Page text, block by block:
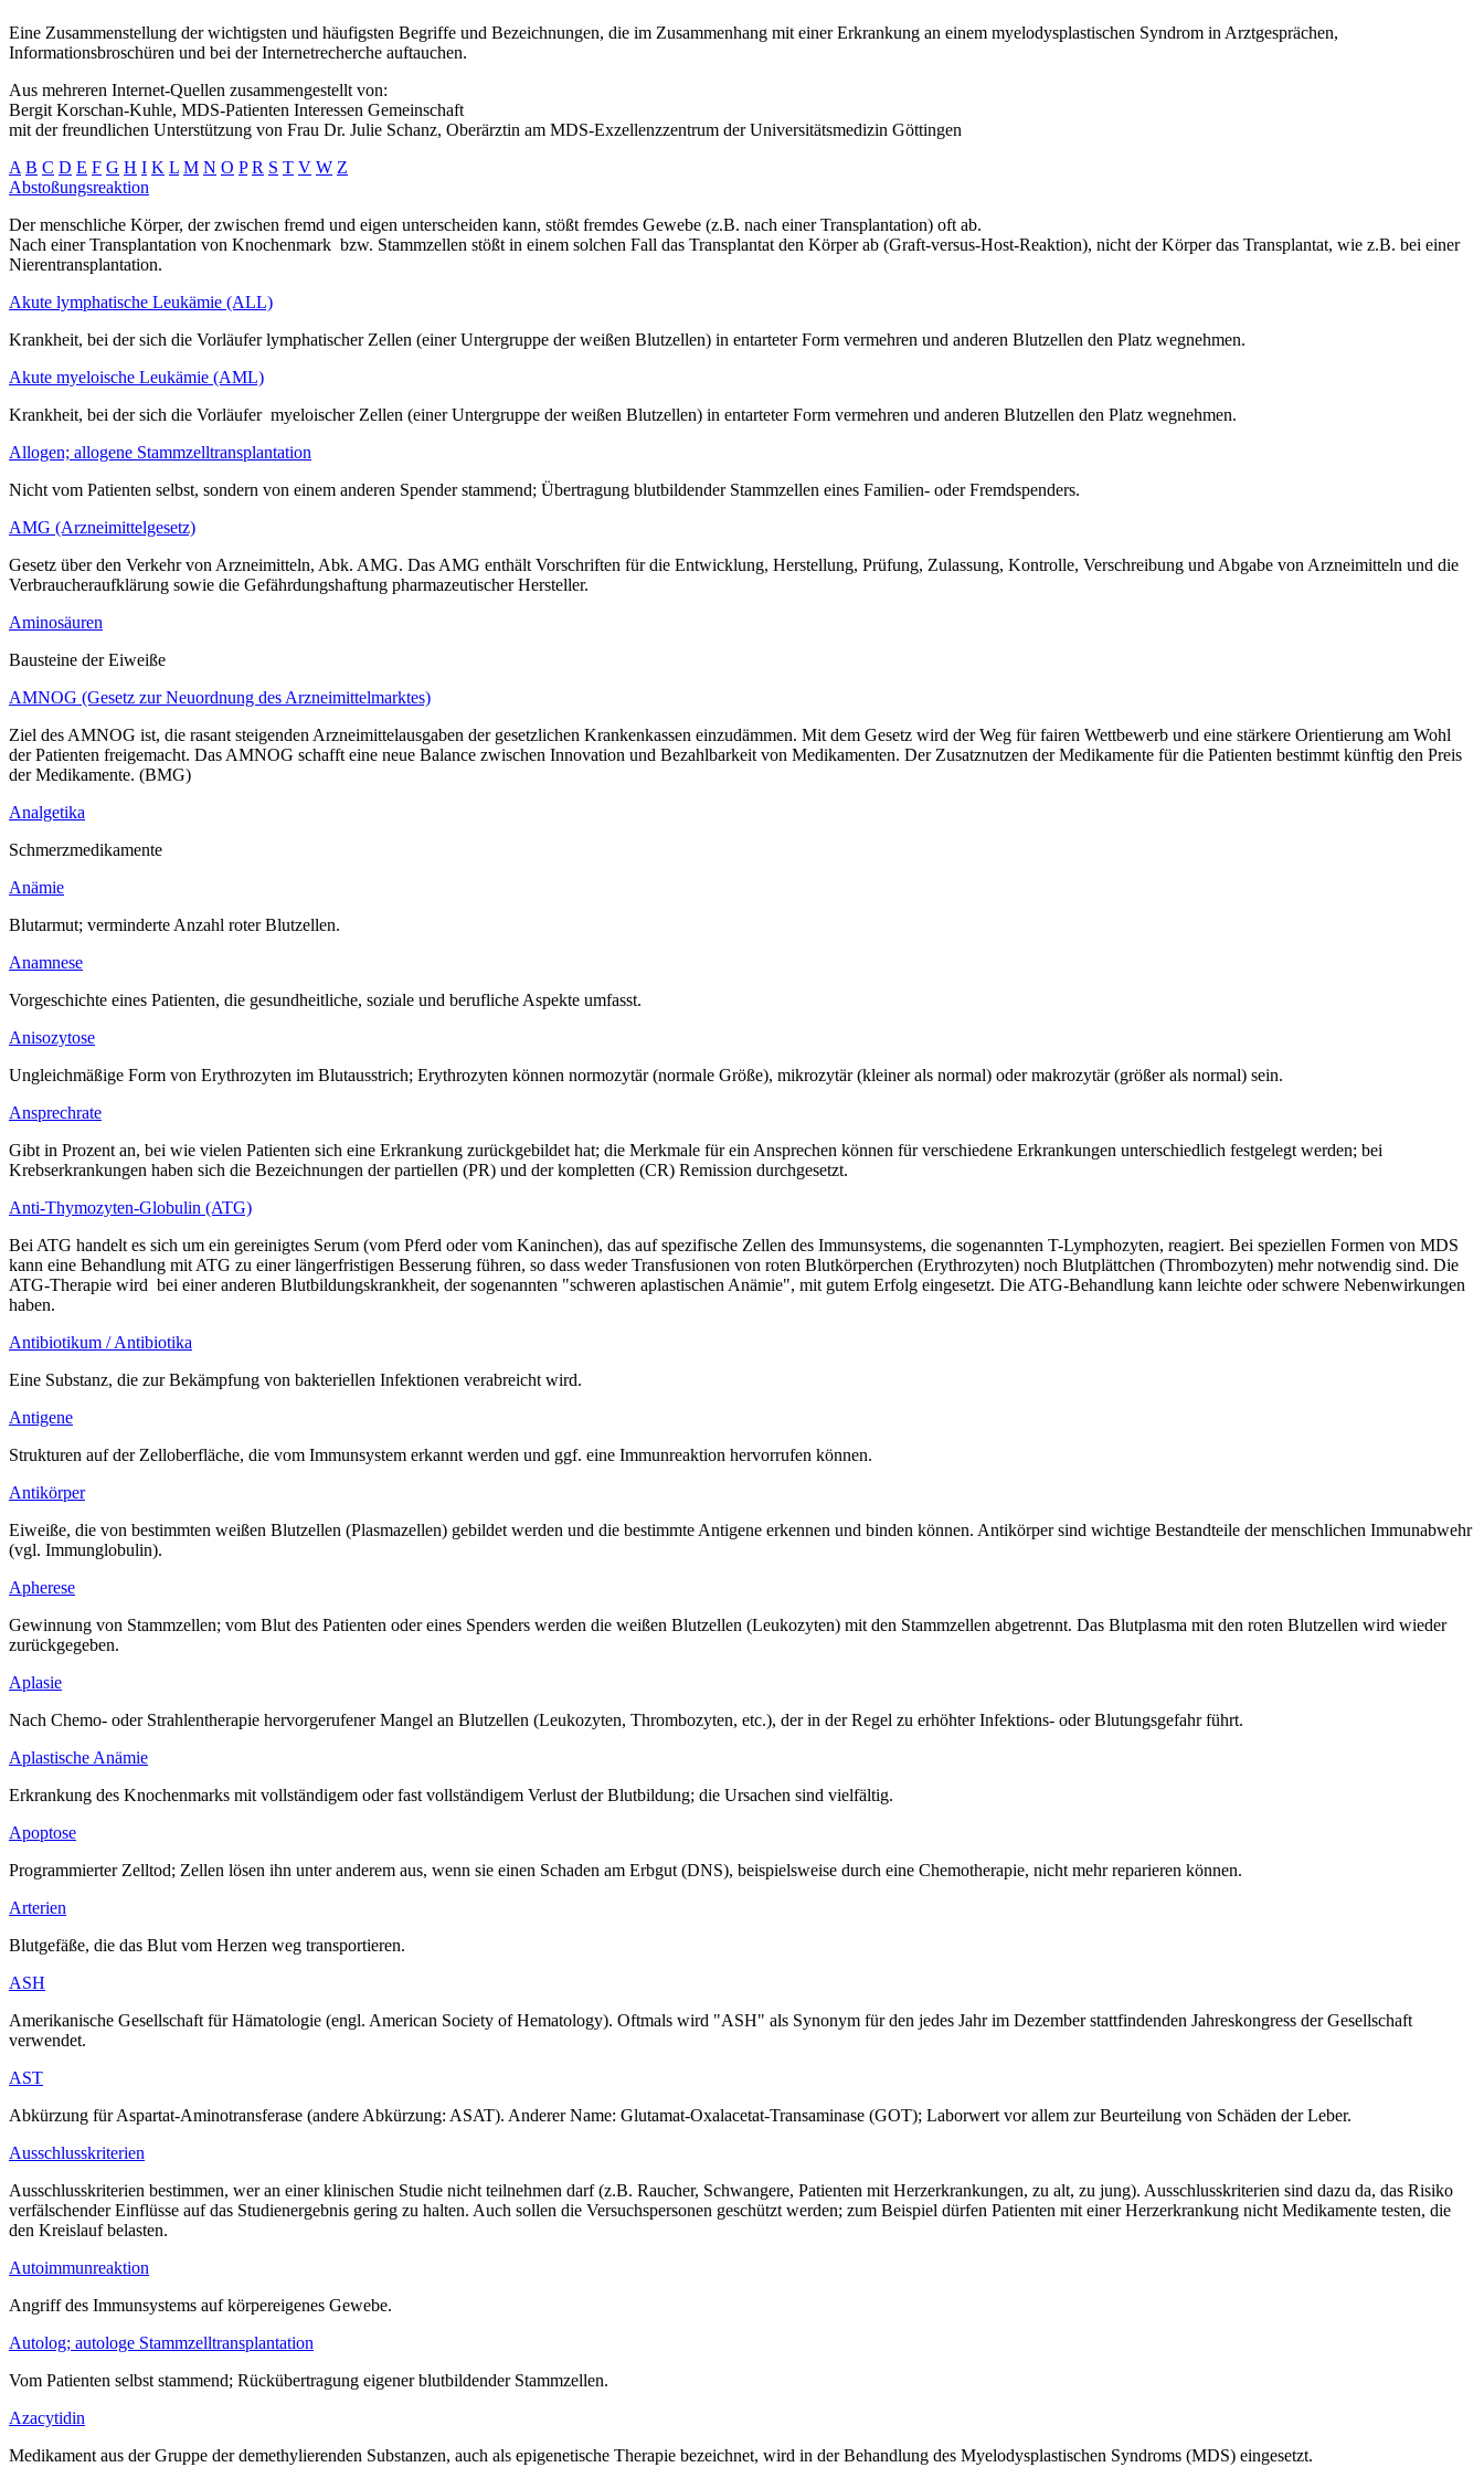
Eine Zusammenstellung der wichtigsten und häufigsten Begriffe und Bezeichnungen, die im Zusammenhang mit einer Erkrankung an einem myelodysplastischen Syndrom in Arztgesprächen,
Informationsbroschüren und bei der Internetrecherche auftauchen.
Aus mehreren Internet-Quellen zusammengestellt von:
Bergit Korschan-Kuhle, MDS-Patienten Interessen Gemeinschaft
mit der freundlichen Unterstützung von Frau Dr. Julie Schanz, Oberärztin am MDS-Exzellenzzentrum der Universitätsmedizin Göttingen
A B C D E F G H I K L M N O P R S T V W Z
Abstoßungsreaktion
Der menschliche Körper, der zwischen fremd und eigen unterscheiden kann, stößt fremdes Gewebe (z.B. nach einer Transplantation) oft ab.
Nach einer Transplantation von Knochenmark bzw. Stammzellen stößt in einem solchen Fall das Transplantat den Körper ab (Graft-versus-Host-Reaktion), nicht der Körper das Transplantat, wie z.B. bei einer
Nierentransplantation.
Akute lymphatische Leukämie (ALL)
Krankheit, bei der sich die Vorläufer lymphatischer Zellen (einer Untergruppe der weißen Blutzellen) in entarteter Form vermehren und anderen Blutzellen den Platz wegnehmen.
Akute myeloische Leukämie (AML)
Krankheit, bei der sich die Vorläufer myeloischer Zellen (einer Untergruppe der weißen Blutzellen) in entarteter Form vermehren und anderen Blutzellen den Platz wegnehmen.
Allogen; allogene Stammzelltransplantation
Nicht vom Patienten selbst, sondern von einem anderen Spender stammend; Übertragung blutbildender Stammzellen eines Familien- oder Fremdspenders.
AMG (Arzneimittelgesetz)
Gesetz über den Verkehr von Arzneimitteln, Abk. AMG. Das AMG enthält Vorschriften für die Entwicklung, Herstellung, Prüfung, Zulassung, Kontrolle, Verschreibung und Abgabe von Arzneimitteln und die
Verbraucheraufklärung sowie die Gefährdungshaftung pharmazeutischer Hersteller.
Aminosäuren
Bausteine der Eiweiße
AMNOG (Gesetz zur Neuordnung des Arzneimittelmarktes)
Ziel des AMNOG ist, die rasant steigenden Arzneimittelausgaben der gesetzlichen Krankenkassen einzudämmen. Mit dem Gesetz wird der Weg für fairen Wettbewerb und eine stärkere Orientierung am Wohl
der Patienten freigemacht. Das AMNOG schafft eine neue Balance zwischen Innovation und Bezahlbarkeit von Medikamenten. Der Zusatznutzen der Medikamente für die Patienten bestimmt künftig den Preis
der Medikamente. (BMG)
Analgetika
Schmerzmedikamente
Anämie
Blutarmut; verminderte Anzahl roter Blutzellen.
Anamnese
Vorgeschichte eines Patienten, die gesundheitliche, soziale und berufliche Aspekte umfasst.
Anisozytose
Ungleichmäßige Form von Erythrozyten im Blutausstrich; Erythrozyten können normozytär (normale Größe), mikrozytär (kleiner als normal) oder makrozytär (größer als normal) sein.
Ansprechrate
Gibt in Prozent an, bei wie vielen Patienten sich eine Erkrankung zurückgebildet hat; die Merkmale für ein Ansprechen können für verschiedene Erkrankungen unterschiedlich festgelegt werden; bei
Krebserkrankungen haben sich die Bezeichnungen der partiellen (PR) und der kompletten (CR) Remission durchgesetzt.
Anti-Thymozyten-Globulin (ATG)
Bei ATG handelt es sich um ein gereinigtes Serum (vom Pferd oder vom Kaninchen), das auf spezifische Zellen des Immunsystems, die sogenannten T-Lymphozyten, reagiert. Bei speziellen Formen von MDS
kann eine Behandlung mit ATG zu einer längerfristigen Besserung führen, so dass weder Transfusionen von roten Blutkörperchen (Erythrozyten) noch Blutplättchen (Thrombozyten) mehr notwendig sind. Die
ATG-Therapie wird bei einer anderen Blutbildungskrankheit, der sogenannten "schweren aplastischen Anämie", mit gutem Erfolg eingesetzt. Die ATG-Behandlung kann leichte oder schwere Nebenwirkungen
haben.
Antibiotikum / Antibiotika
Eine Substanz, die zur Bekämpfung von bakteriellen Infektionen verabreicht wird.
Antigene
Strukturen auf der Zelloberfläche, die vom Immunsystem erkannt werden und ggf. eine Immunreaktion hervorrufen können.
Antikörper
Eiweiße, die von bestimmten weißen Blutzellen (Plasmazellen) gebildet werden und die bestimmte Antigene erkennen und binden können. Antikörper sind wichtige Bestandteile der menschlichen Immunabwehr
(vgl. Immunglobulin).
Apherese
Gewinnung von Stammzellen; vom Blut des Patienten oder eines Spenders werden die weißen Blutzellen (Leukozyten) mit den Stammzellen abgetrennt. Das Blutplasma mit den roten Blutzellen wird wieder
zurückgegeben.
Aplasie
Nach Chemo- oder Strahlentherapie hervorgerufener Mangel an Blutzellen (Leukozyten, Thrombozyten, etc.), der in der Regel zu erhöhter Infektions- oder Blutungsgefahr führt.
Aplastische Anämie
Erkrankung des Knochenmarks mit vollständigem oder fast vollständigem Verlust der Blutbildung; die Ursachen sind vielfältig.
Apoptose
Programmierter Zelltod; Zellen lösen ihn unter anderem aus, wenn sie einen Schaden am Erbgut (DNS), beispielsweise durch eine Chemotherapie, nicht mehr reparieren können.
Arterien
Blutgefäße, die das Blut vom Herzen weg transportieren.
ASH
Amerikanische Gesellschaft für Hämatologie (engl. American Society of Hematology). Oftmals wird "ASH" als Synonym für den jedes Jahr im Dezember stattfindenden Jahreskongress der Gesellschaft
verwendet.
AST
Abkürzung für Aspartat-Aminotransferase (andere Abkürzung: ASAT). Anderer Name: Glutamat-Oxalacetat-Transaminase (GOT); Laborwert vor allem zur Beurteilung von Schäden der Leber.
Ausschlusskriterien
Ausschlusskriterien bestimmen, wer an einer klinischen Studie nicht teilnehmen darf (z.B. Raucher, Schwangere, Patienten mit Herzerkrankungen, zu alt, zu jung). Ausschlusskriterien sind dazu da, das Risiko
verfälschender Einflüsse auf das Studienergebnis gering zu halten. Auch sollen die Versuchspersonen geschützt werden; zum Beispiel dürfen Patienten mit einer Herzerkrankung nicht Medikamente testen, die
den Kreislauf belasten.
Autoimmunreaktion
Angriff des Immunsystems auf körpereigenes Gewebe.
Autolog; autologe Stammzelltransplantation
Vom Patienten selbst stammend; Rückübertragung eigener blutbildender Stammzellen.
Azacytidin
Medikament aus der Gruppe der demethylierenden Substanzen, auch als epigenetische Therapie bezeichnet, wird in der Behandlung des Myelodysplastischen Syndroms (MDS) eingesetzt.